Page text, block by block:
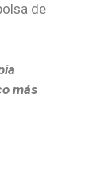
de
más